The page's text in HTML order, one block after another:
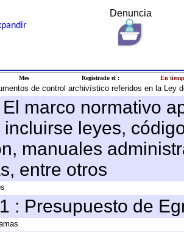
Denuncia
Mes Registrado el : En
de control archivístico referidos en la Ley
El marco normativo
incluirse leyes,
manuales
entre otros
: Presupuesto de